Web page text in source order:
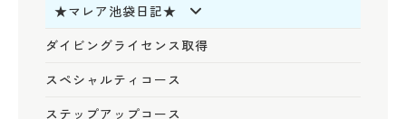
★マレア池袋日記★
ダイビングライセンス取得
スペシャルティコース
ステップアップコース